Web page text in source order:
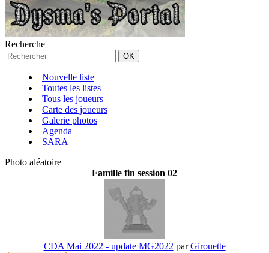
Recherche
Nouvelle liste
Toutes les listes
Tous les joueurs
Carte des joueurs
Galerie photos
Agenda
SARA
Photo aléatoire
Famille fin session 02
CDA Mai 2022 - update MG2022 parGirouette